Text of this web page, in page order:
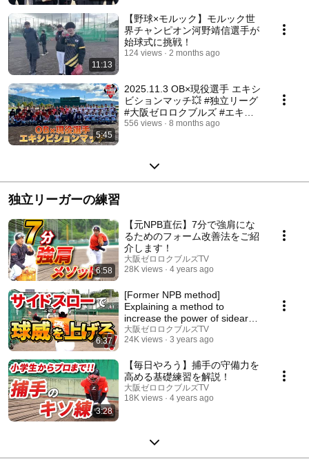
11:13
【野球×モルック】モルック世
界チャンピオン河野靖信選手が
始球式に挑戦！
124 views 2 months ago
5:45
2025.11.3 OB×現役選手 エキシ
ビションマッチ💥 #独立リーグ
#大阪ゼロロクブルズ #エキシ
ビションマッチ #ダイジェスト
556 views 8 months ago
独立リーガーの練習
6:58
【元NPB直伝】7分で強肩にな
るためのフォーム改善法をご紹
介します！
大阪ゼロロクブルズTV
28K views
4 years ago
6:37
[Former NPB method]
Explaining a method to
increase the power of sidearm
pitches!
大阪ゼロロクブルズTV
24K views
3 years ago
3:28
【毎日やろう】捕手の守備力を
高める基礎練習を解説！
大阪ゼロロクブルズTV
18K views
4 years ago